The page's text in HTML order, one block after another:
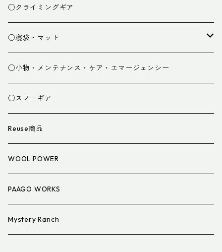
ベースレイヤー
パンツ
グローブ
スパッツ・ゲイター
衣類小物
アイウェア
○クライミングギア
○寝袋・マット
寝袋
マット
寝具小物
○小物・メンテナンス・ケア・エマージェンシー
○スノーギア
Reuse商品
WOOL POWER
PAAGO WORKS
Mystery Ranch